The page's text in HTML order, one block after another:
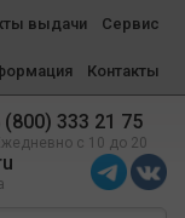
выдачи Сервис
Контакты
(800) 333 21 75
с 10 до 20